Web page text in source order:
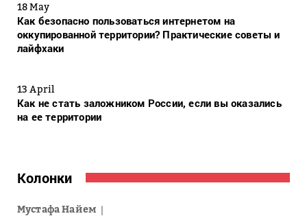
18 May
Как безопасно пользоваться интернетом на
оккупированной территории? Практические советы и
лайфхаки
13 April
Как не стать заложником России, если вы оказались
на ее территории
Колонки
Мустафа Найем